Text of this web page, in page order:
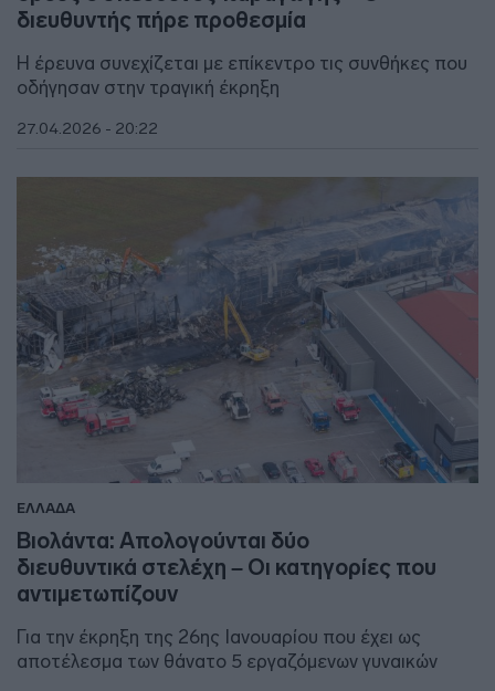
διευθυντής πήρε προθεσμία
Η έρευνα συνεχίζεται με επίκεντρο τις συνθήκες που
οδήγησαν στην τραγική έκρηξη
27.04.2026 - 20:22
ΕΛΛΑΔΑ
Βιολάντα: Απολογούνται δύο
διευθυντικά στελέχη – Οι κατηγορίες που
αντιμετωπίζουν
Για την έκρηξη της 26ης Ιανουαρίου που έχει ως
αποτέλεσμα των θάνατο 5 εργαζόμενων γυναικών